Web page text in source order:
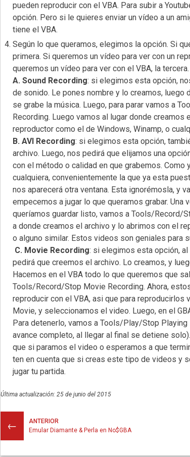
pueden reproducir con el VBA. Para subir a
opción. Pero si le quieres enviar un vídeo a un
tiene el VBA.
Según lo que queramos, elegimos la opción. Si
primera. Si queremos un vídeo para ver con un
queremos un vídeo para ver con el VBA, la tercera.
A. Sound Recording: si elegimos esta opción,
de sonido. Le pones nombre y lo creamos, luego
se grabe la música. Luego, para parar vamos a
Recording. Luego vamos al lugar donde creamos
reproductor como el de Windows, Winamp, o
B. AVI Recording: si elegimos esta opción,
archivo. Luego, nos pedirá que elijamos una
con el método o calidad en que grabemos. Como
cualquiera, convenientemente la que ya esta
nos aparecerá otra ventana. Esta ignorémosla, y
empecemos a jugar lo que queramos grabar. Una
queríamos guardar listo, vamos a Tools/Record/
a donde creamos el archivo y lo abrimos con el
o alguno similar. Estos videos son geniales para
C. Movie Recording: si elegimos esta opción,
pedirá que creemos el archivo. Lo creamos, y
Hacemos en el VBA todo lo que queremos que
Tools/Record/Stop Movie Recording. Ahora,
reproducir con el VBA, asi que para
Movie, y seleccionamos el video. Luego, en el
Para detenerlo, vamos a Tools/Play/Stop
avance completo, al llegar al final se detiene
que si paramos el video o esperamos a que
ten en cuenta que si creas este tipo de videos y
jugar tu partida.
Última actualización: 25 de junio del 2015
←
ANTERIOR
Emular Diamante & Perla en No$GBA